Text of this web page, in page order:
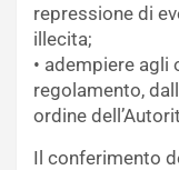
repressione di
illecita;
• adempiere agli
regolamento,
ordine
Il conferimento